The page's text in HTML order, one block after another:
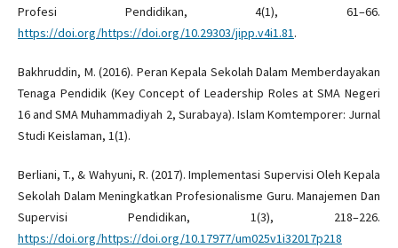
Profesi Pendidikan, 4(1), 61–66.
https://doi.org/https://doi.org/10.29303/jipp.v4i1.81.
Bakhruddin, M. (2016). Peran Kepala Sekolah Dalam Memberdayakan
Tenaga Pendidik (Key Concept of Leadership Roles at SMA Negeri
16 and SMA Muhammadiyah 2, Surabaya). Islam Komtemporer: Jurnal
Studi Keislaman, 1(1).
Berliani, T., & Wahyuni, R. (2017). Implementasi Supervisi Oleh Kepala
Sekolah Dalam Meningkatkan Profesionalisme Guru. Manajemen Dan
Supervisi Pendidikan, 1(3), 218–226.
https://doi.org/https://doi.org/10.17977/um025v1i32017p218